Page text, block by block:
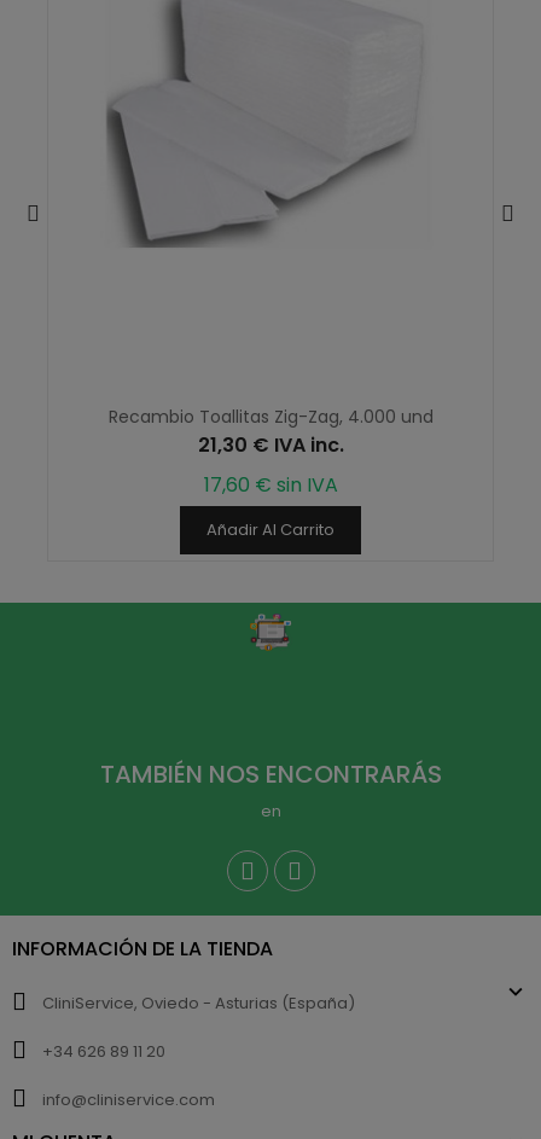
Recambio Toallitas Zig-Zag, 4.000 und
21,30 € IVA inc.
17,60 € sin IVA
Añadir Al Carrito
TAMBIÉN NOS ENCONTRARÁS
en
INFORMACIÓN DE LA TIENDA
CliniService, Oviedo - Asturias (España)
+34 626 89 11 20
info@cliniservice.com